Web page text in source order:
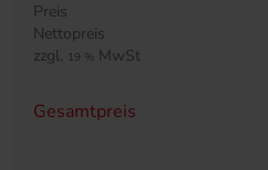
Preis
Nettopreis
zzgl. 19 % MwSt
Gesamtpreis